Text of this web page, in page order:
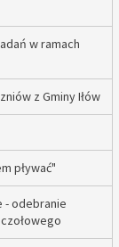
w ramach
z Gminy Iłów
pływać"
- odebranie